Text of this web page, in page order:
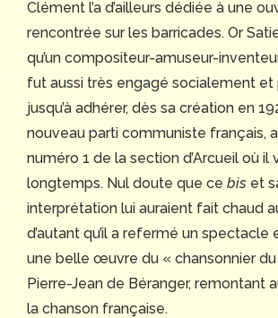
Clément l’a d’ailleurs dédiée à une
rencontrée sur les barricades. Or
qu’un compositeur-amuseur-
fut aussi très engagé socialement
jusqu’à adhérer, dès sa création en
nouveau parti communiste français,
numéro 1 de la section d’Arcueil où il
longtemps. Nul doute que ce bis et
interprétation lui auraient fait chaud
d’autant qu’il a refermé un
une belle œuvre du « chansonnier
Pierre-Jean de Béranger, remontant
la chanson française.